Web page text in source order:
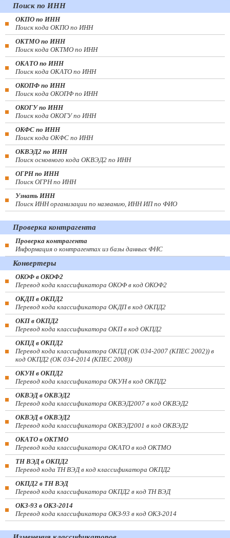
Поиск по ИНН
ОКПО по ИНН
Поиск кода ОКПО по ИНН
ОКТМО по ИНН
Поиск кода ОКТМО по ИНН
ОКАТО по ИНН
Поиск кода ОКАТО по ИНН
ОКОПФ по ИНН
Поиск кода ОКОПФ по ИНН
ОКОГУ по ИНН
Поиск кода ОКОГУ по ИНН
ОКФС по ИНН
Поиск кода ОКФС по ИНН
ОКВЭД2 по ИНН
Поиск основного кода ОКВЭД2 по ИНН
ОГРН по ИНН
Поиск ОГРН по ИНН
Узнать ИНН
Поиск ИНН организации по названию, ИНН ИП по ФИО
Проверка контрагента
Проверка контрагента
Информация о контрагентах из базы данных ФНС
Конвертеры
ОКОФ в ОКОФ2
Перевод кода классификатора ОКОФ в код ОКОФ2
ОКДП в ОКПД2
Перевод кода классификатора ОКДП в код ОКПД2
ОКП в ОКПД2
Перевод кода классификатора ОКП в код ОКПД2
ОКПД в ОКПД2
Перевод кода классификатора ОКПД (ОК 034-2007 (КПЕС 2002)) в
код ОКПД2 (ОК 034-2014 (КПЕС 2008))
ОКУН в ОКПД2
Перевод кода классификатора ОКУН в код ОКПД2
ОКВЭД в ОКВЭД2
Перевод кода классификатора ОКВЭД2007 в код ОКВЭД2
ОКВЭД в ОКВЭД2
Перевод кода классификатора ОКВЭД2001 в код ОКВЭД2
ОКАТО в ОКТМО
Перевод кода классификатора ОКАТО в код ОКТМО
ТН ВЭД в ОКПД2
Перевод кода ТН ВЭД в код классификатора ОКПД2
ОКПД2 в ТН ВЭД
Перевод кода классификатора ОКПД2 в код ТН ВЭД
ОКЗ-93 в ОКЗ-2014
Перевод кода классификатора ОКЗ-93 в код ОКЗ-2014